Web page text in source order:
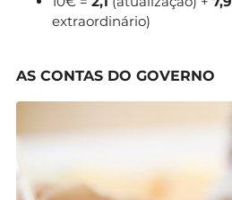
extraordinário)
AS CONTAS DO GOVERNO